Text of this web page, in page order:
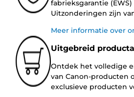
fabrieksgarantie
Uitzonderingen zijn
Meer informatie over
Uitgebreid
Ontdek het volledige
van Canon-producten
exclusieve producten